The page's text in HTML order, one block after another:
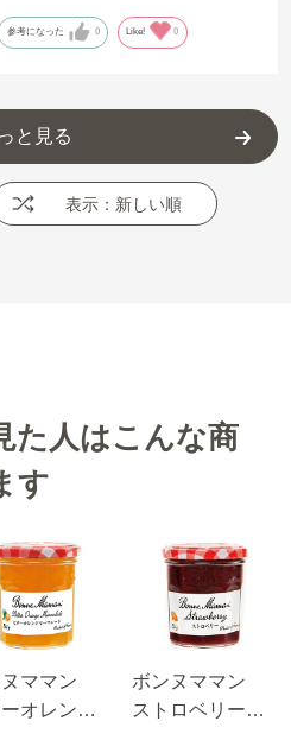
参考になった 0 Like! 0
と見る
表示：新しい順
た人はこんな商
す
ヌママン
オレンジ
ボンヌママン
ストロベリージ